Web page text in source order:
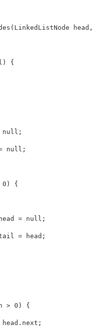
( LinkedListNode head ,
) {
null ;
null ;
0 ) {
= null ;
= head ;
> 0 ) {
head . next ;